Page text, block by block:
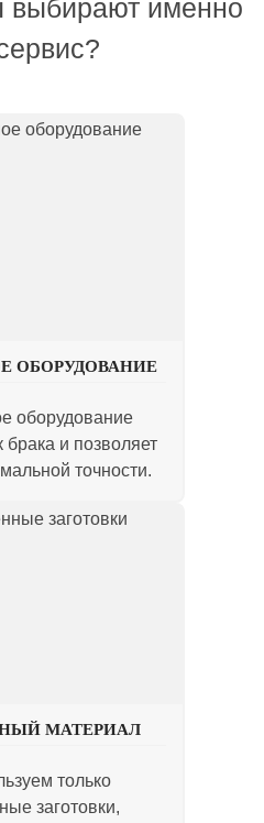
выбирают именно
ОБОРУДОВАНИЕ
оборудование
брака и позволяет
точности.
МАТЕРИАЛ
только
заготовки,